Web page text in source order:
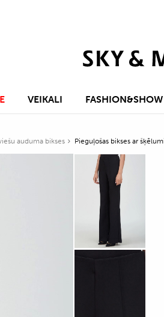
VEIKALI FASHION&SHOW
auduma bikses Pieguļošas bikses ar